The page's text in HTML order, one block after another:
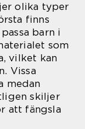
olika typer
finns
barn i
som
vilket kan
Vissa
medan
skiljer
att fängsla